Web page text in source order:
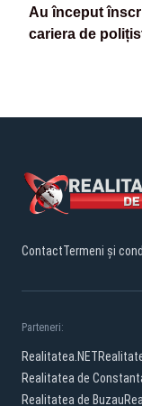
Au început
cariera de
ContactTermeni și
Parteneri:
Realitatea.NET
Realitatea de
Realitatea de Buzau